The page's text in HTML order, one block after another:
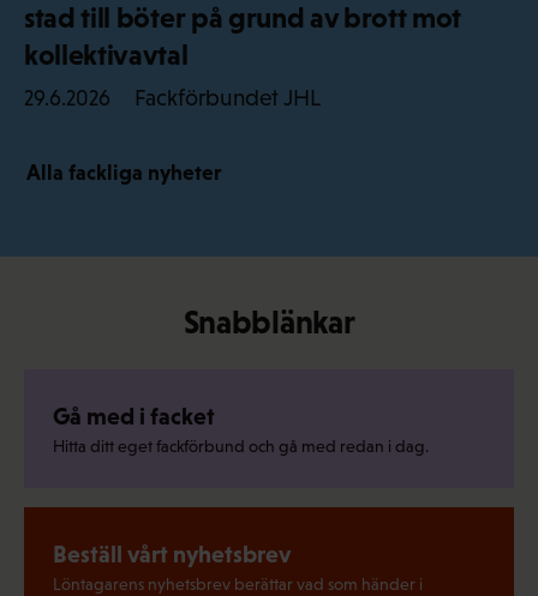
stad till böter på grund av brott mot
kollektivavtal
29.6.2026 Fackförbundet JHL
Alla fackliga nyheter
Snabblänkar
Gå med i facket
Hitta ditt eget fackförbund och gå med redan i dag.
Beställ vårt nyhetsbrev
Löntagarens nyhetsbrev berättar vad som händer i